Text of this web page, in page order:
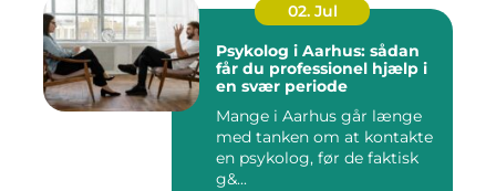
02. Jul
Psykolog i Aarhus: sådan
får du professionel hjælp i
en svær periode
Mange i Aarhus går længe
med tanken om at kontakte
en psykolog, før de faktisk
g&...